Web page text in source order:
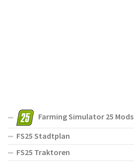
Farming Simulator 25 Mods
FS25 Stadtplan
FS25 Traktoren